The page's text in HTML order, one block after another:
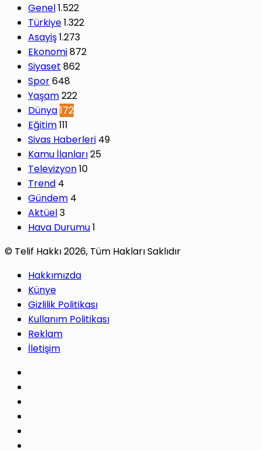
Genel1.522
Türkiye1.322
Asayiş1.273
Ekonomi872
Siyaset 862
Spor648
Yaşam222
Dünya172
Eğitim111
Sivas Haberleri 49
Kamu İlanları25
Televizyon10
Trend 4
Gündem 4
Aktüel3
Hava Durumu1
© Telif Hakkı 2026, Tüm Hakları Saklıdır
Hakkımızda
Künye
Gizlilik Politikası
Kullanım Politikası
Reklam
İletişim